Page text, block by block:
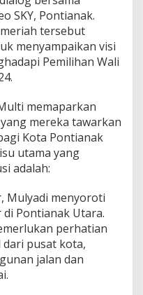
SKY, Pontianak.
tersebut
menyampaikan visi
Pemilihan Wali
memaparkan
mereka tawarkan
Kota Pontianak
utama yang
adalah:
Mulyadi menyoroti
Pontianak Utara.
perhatian
pusat kota,
jalan dan